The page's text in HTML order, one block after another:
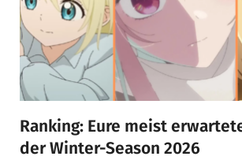
Ranking: Eure meist
der Winter-Season 2026